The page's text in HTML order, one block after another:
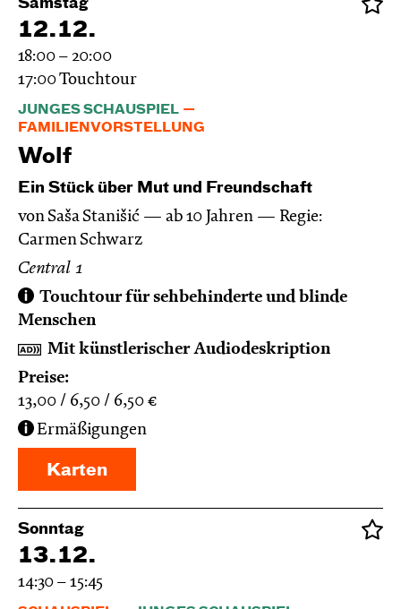
Samstag
12.12.
18:00 – 20:00
17:00Touchtour
JUNGES SCHAUSPIEL
FAMILIENVORSTELLUNG
Wolf
Ein Stück über Mut und Freundschaft
von Saša Stanišić ab 10 Jahren
Regie:
Carmen Schwarz
Central 1
Touchtour für sehbehinderte und blinde
Menschen
Mit künstlerischer Audiodeskription
Preise:
13,00
6,50 6,50 €
Ermäßigungen
Karten
Sonntag
13.12.
14:30 – 15:45